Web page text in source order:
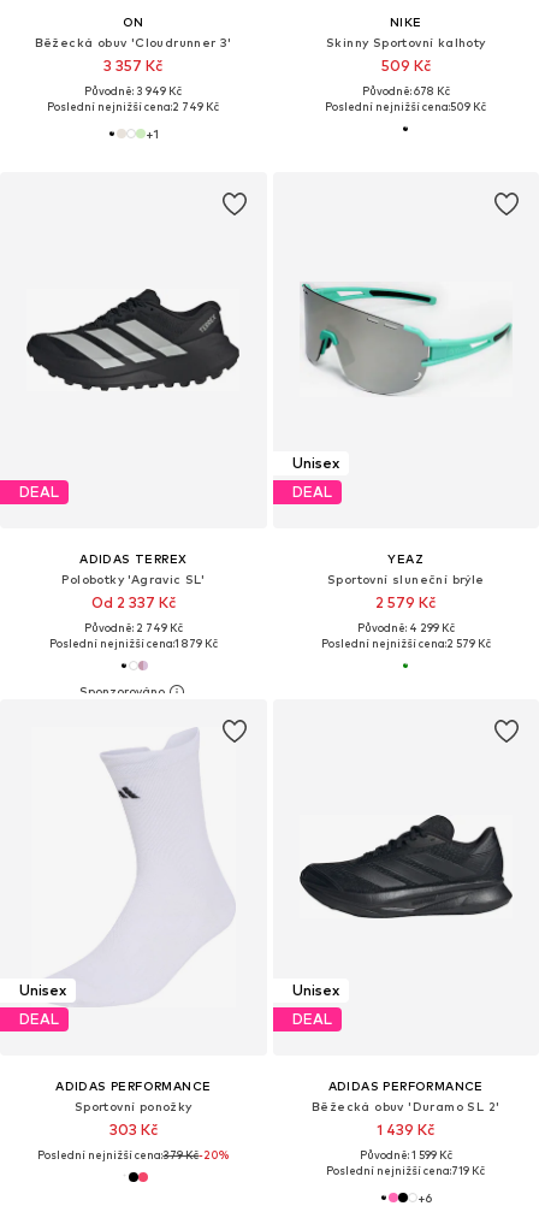
ON
Běžecká obuv 'Cloudrunner 3'
3 357 Kč
Původně: 3 949 Kč
Poslední nejnižší cena:2 749 Kč
+1
NIKE
Skinny Sportovní kalhoty
509 Kč
Původně: 678 Kč
Poslední nejnižší cena:509 Kč
DEAL
ADIDAS TERREX
Polobotky 'Agravic SL'
Od 2 337 Kč
Původně: 2 749 Kč
Poslední nejnižší cena:1 879 Kč
Unisex
DEAL
YEAZ
Sportovní sluneční brýle
2 579 Kč
Původně: 4 299 Kč
Poslední nejnižší cena:2 579 Kč
Unisex
DEAL
ADIDAS PERFORMANCE
Sportovní ponožky
303 Kč
Poslední nejnižší cena:379 Kč-20%
Unisex
DEAL
ADIDAS PERFORMANCE
Běžecká obuv 'Duramo SL 2'
1 439 Kč
Původně: 1 599 Kč
Poslední nejnižší cena:719 Kč
+6